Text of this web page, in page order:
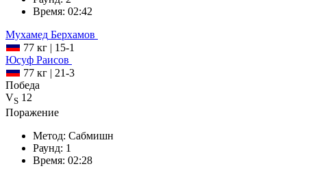
Время: 02:42
Мухамед Берхамов
77 кг | 15-1
Юсуф Раисов
77 кг | 21-3
Победа
VS 12
Поражение
Метод: Сабмишн
Раунд: 1
Время: 02:28